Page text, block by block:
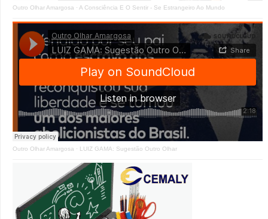
Outro Olhar Amargosa · A Consciência E O Sentir - Se Estrangeiro Ao Mundo
Outro Olhar Amargosa · LUIZ GAMA: Sugestão Outro Olhar